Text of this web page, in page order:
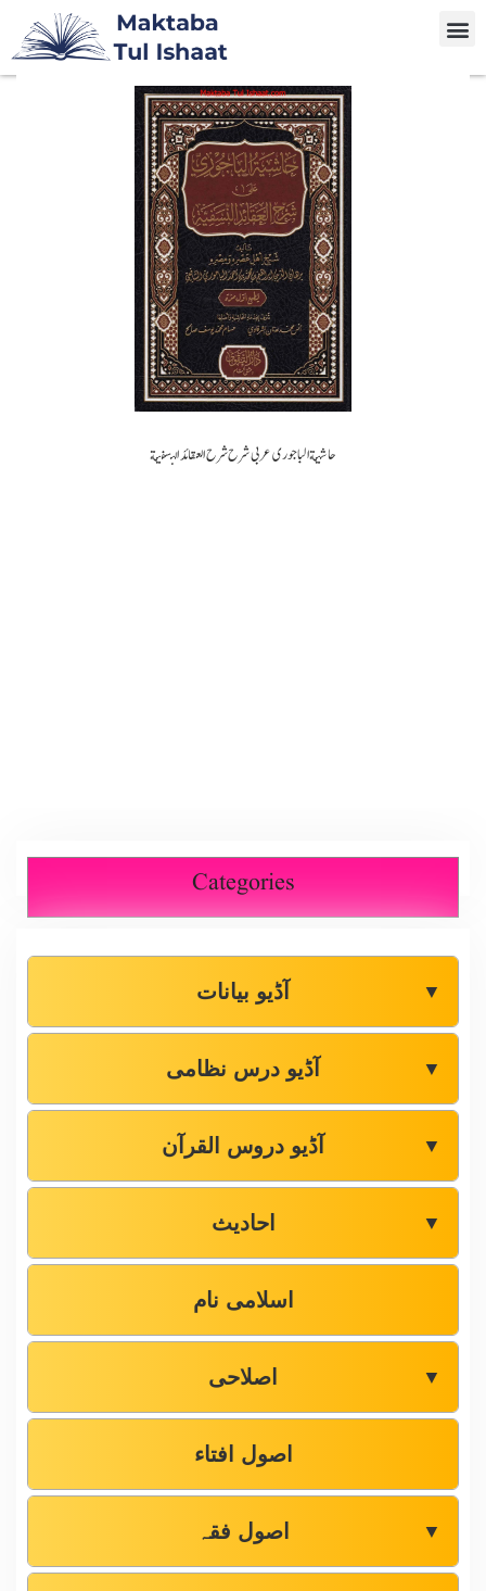
حاشیة الباجوری عربی شرح شرح العقائد النسفية
Categories
آڈیو بیانات ▼
آڈیو درس نظامی ▼
آڈیو دروس القرآن ▼
احادیث ▼
اسلامی نام
اصلاحی ▼
اصول افتاء
اصول فقہ ▼